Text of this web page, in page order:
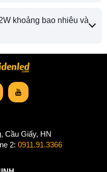
khoảng bao nhiêu và
Cầu Giấy, HN
2: 0911.91.3366